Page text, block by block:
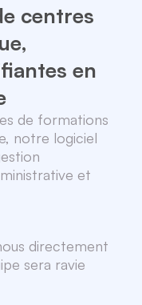
centres
en
de formations
notre logiciel
et
directement
sera ravie